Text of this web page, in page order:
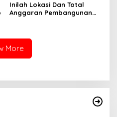
Inilah Lokasi Dan Total
Anggaran Pembangunan
More